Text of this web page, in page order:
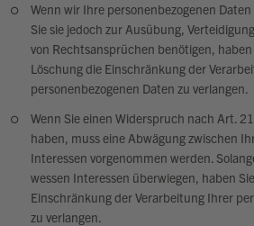
Wenn wir Ihre personenbezogenen
Sie sie jedoch zur Ausübung,
von Rechtsansprüchen benötigen,
Löschung die Einschränkung der
personenbezogenen Daten zu verlangen.
Wenn Sie einen Widerspruch nach Art.
haben, muss eine Abwägung zwischen
Interessen vorgenommen werden.
wessen Interessen überwiegen, haben
Einschränkung der Verarbeitung Ihrer
zu verlangen.